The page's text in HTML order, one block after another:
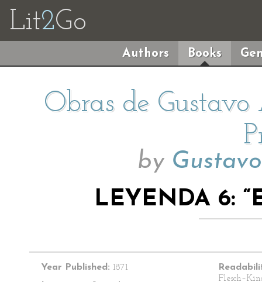
Lit2Go
Authors Books
Obras de
by
LEYENDA 6:
Year Published: 1871